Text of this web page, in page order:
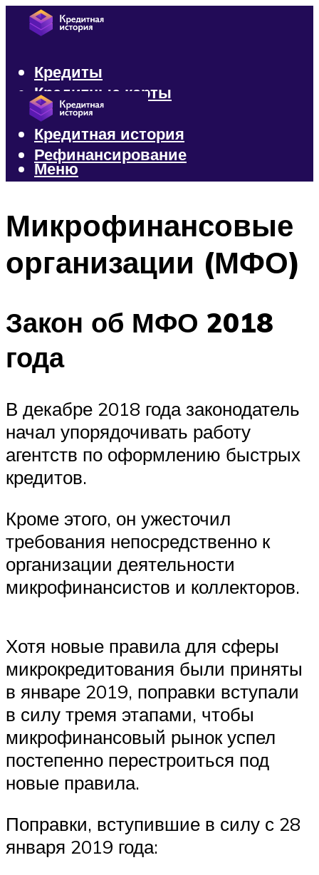
Кредиты
Кредитные карты
Микрозаймы
Кредитная история
Рефинансирование
Меню
Микрофинансовые
организации (МФО)
Закон об МФО 2018
года
В декабре 2018 года законодатель
начал упорядочивать работу
агентств по оформлению быстрых
кредитов.
Кроме этого, он ужесточил
требования непосредственно к
организации деятельности
микрофинансистов и коллекторов.
Хотя новые правила для сферы
микрокредитования были приняты
в январе 2019, поправки вступали
в силу тремя этапами, чтобы
микрофинансовый рынок успел
постепенно перестроиться под
новые правила.
Поправки, вступившие в силу с 28
января 2019 года: